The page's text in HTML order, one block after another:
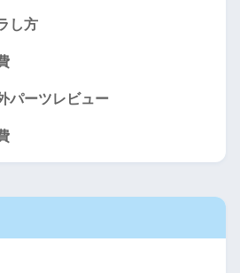
し方
パーツレビュー